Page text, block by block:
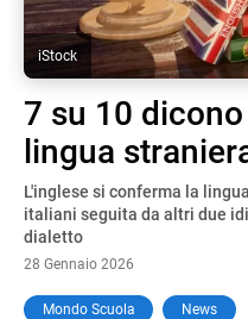
iStock
7 su 10
lingua
L'inglese si conferma la
italiani seguita da altri due
dialetto
28 Gennaio 2026
Mondo Scuola News